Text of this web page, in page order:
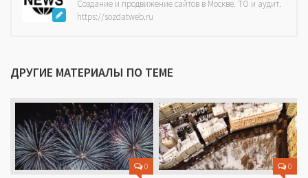
Создание и продвижение сайтов в Москве. ТО и аудит.
https://sozdatweb.ru
ДРУГИЕ МАТЕРИАЛЫ ПО ТЕМЕ
0 0